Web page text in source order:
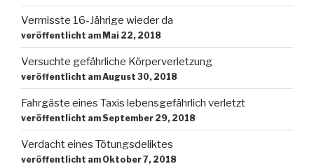
Vermisste 16-Jährige wieder da
veröffentlicht am Mai 22, 2018
Versuchte gefährliche Körperverletzung
veröffentlicht am August 30, 2018
Fahrgäste eines Taxis lebensgefährlich verletzt
veröffentlicht am September 29, 2018
Verdacht eines Tötungsdeliktes
veröffentlicht am Oktober 7, 2018